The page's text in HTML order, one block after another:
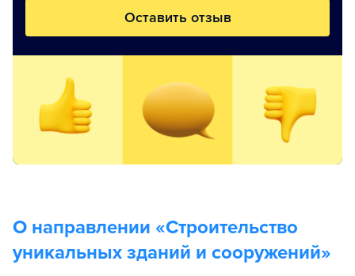
Оставить отзыв
О направлении «Строительство
уникальных зданий и сооружений»